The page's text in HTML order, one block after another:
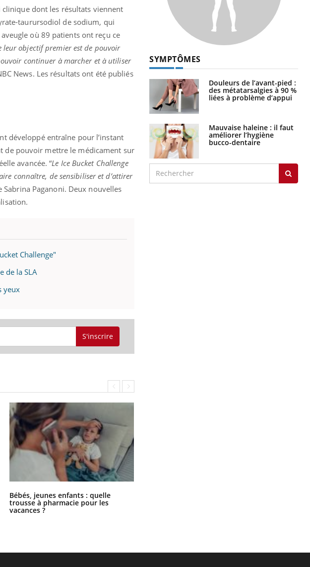
clinique dont les résultats viennent
taurursodiol de sodium, qui
où 89 patients ont reçu ce
leur objectif premier est de pouvoir
continuer à marcher et à utiliser
News. Les résultats ont été publiés
développé entraîne pour l’instant
de pouvoir mettre le médicament sur
avancée. “Le Ice Bucket Challenge
connaître, de sensibiliser et d’attirer
Sabrina Paganoni. Deux nouvelles
Challenge"
de la SLA
yeux
S'inscrire
Bébés, jeunes enfants : quelle
trousse à pharmacie pour les
vacances ?
SYMPTÔMES
Douleurs de l’avant-pied :
des métatarsalgies à 90 %
liées à problème d’appui
Mauvaise haleine : il faut
améliorer l’hygiène
bucco-dentaire